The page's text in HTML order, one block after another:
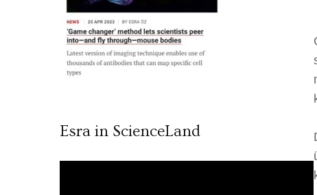
Esra in ScienceLand